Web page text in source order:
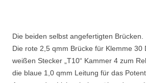
Die beiden selbst angefertigten Brücken.
Die rote 2,5 qmm Brücke für Klemme 30
weißen Stecker „T10“ Kammer 4 zum
die blaue 1,0 qmm Leitung für das